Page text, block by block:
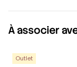
À associer
Outlet